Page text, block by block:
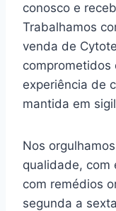
conosco e
Trabalhamos
venda de
comprometidos
experiência de
mantida em
Nos
qualidade, com
com remédios
segunda a